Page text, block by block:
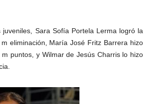
Sara Sofía Portela Lerma logró la
eliminación, María José Fritz Barrera hizo
puntos, y Wilmar de Jesús Charris lo hizo